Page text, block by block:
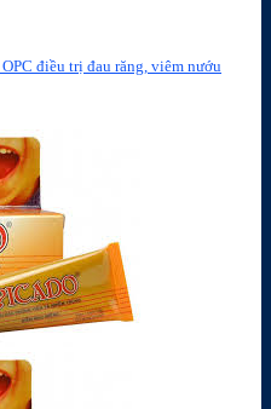
điều trị đau răng, viêm nướu